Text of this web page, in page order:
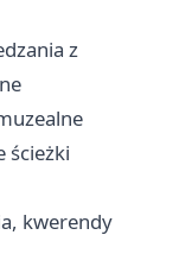
z
ścieżki
kwerendy